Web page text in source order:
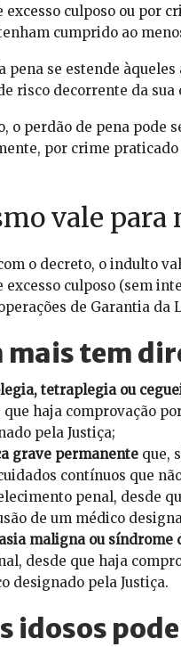
excesso culposo ou por
cumprido ao
pena se estende
risco decorrente da
o perdão de pena pode
por crime praticado
vale para
o decreto, o indulto
excesso culposo (sem
de Garantia da
mais tem
tetraplegia ou
que haja comprovação
pela Justiça;
grave permanenteque,
contínuos que
penal, desde
de um médico
maligna ou
desde que haja
designado pela Justiça.
idosos